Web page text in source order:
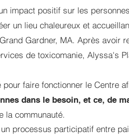
impact positif sur les
un lieu chaleureux et
Gardner, MA. Après avoir
de toxicomanie, Alyssa's
faire fonctionner le Centre
dans le besoin, et ce, de
la communauté.
processus participatif entre